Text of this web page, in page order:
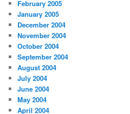
February 2005
January 2005
December 2004
November 2004
October 2004
September 2004
August 2004
July 2004
June 2004
May 2004
April 2004